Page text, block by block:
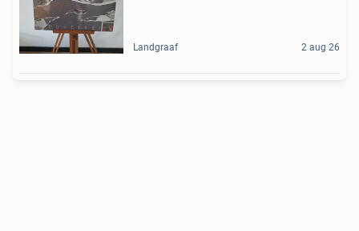
Landgraaf 2 aug 26